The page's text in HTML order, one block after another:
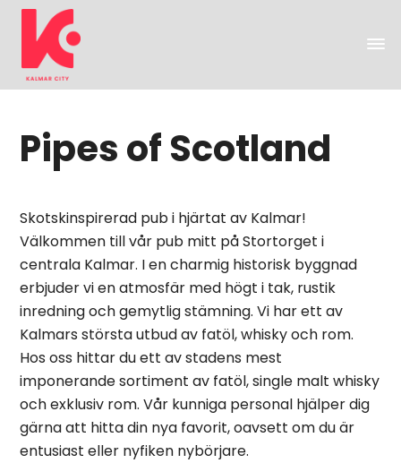
Pipes of Scotland
Skotskinspirerad pub i hjärtat av Kalmar!
Välkommen till vår pub mitt på Stortorget i
centrala Kalmar. I en charmig historisk byggnad
erbjuder vi en atmosfär med högt i tak, rustik
inredning och gemytlig stämning. Vi har ett av
Kalmars största utbud av fatöl, whisky och rom.
Hos oss hittar du ett av stadens mest
imponerande sortiment av fatöl, single malt whisky
och exklusiv rom. Vår kunniga personal hjälper dig
gärna att hitta din nya favorit, oavsett om du är
entusiast eller nyfiken nybörjare.